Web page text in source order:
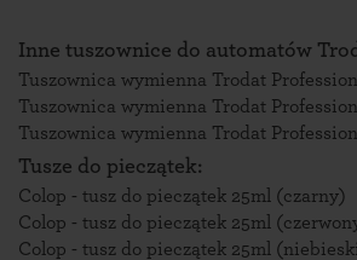
Inne tuszownice do automatów
Tuszownica wymienna Trodat
Tuszownica wymienna Trodat
Tuszownica wymienna Trodat
Tusze do pieczątek:
Colop - tusz do pieczątek 25ml (czarny)
Colop - tusz do pieczątek 25ml
Colop - tusz do pieczątek 25ml